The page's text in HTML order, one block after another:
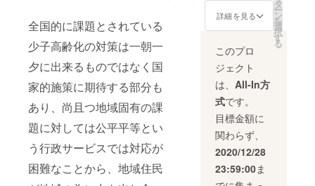
全国的に課題とされている
少子高齢化の対策は一朝一
夕に出来るものではなく国
家的施策に期待する部分も
あり、尚且つ地域固有の課
題に対しては公平平等とい
う行政サービスでは対応が
困難なことから、地域住民
詳細を見る
タ
ー
ン
を
選
択
す
る
このプロ
ジェクト
は、 All-In方
式です。
目標金額に
関わらず、
2020/12/28
23:59:00ま